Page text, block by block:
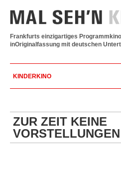
Frankfurts einzigartiges
inOriginalfassung mit deutschen
KINDERKINO
ZUR ZEIT KEINE
VORSTELLUNGEN